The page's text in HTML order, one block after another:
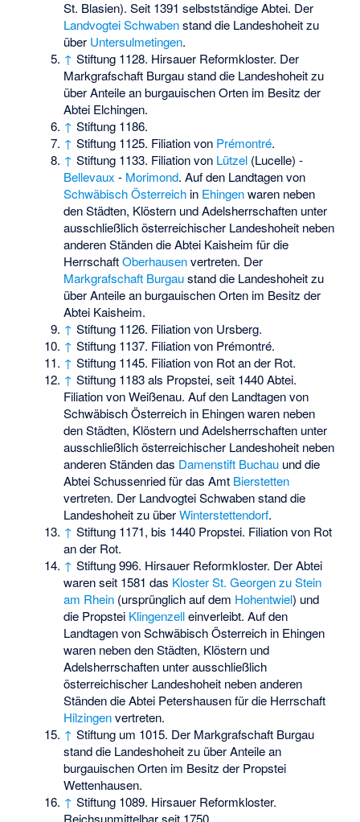
St. Blasien). Seit 1391 selbstständige Abtei. Der
Landvogtei Schwabenstand die Landeshoheit zu
über Untersulmetingen.
↑ Stiftung 1128. Hirsauer Reformkloster. Der
Markgrafschaft Burgau stand die Landeshoheit zu
über Anteile an burgauischen Orten im Besitz der
Abtei Elchingen.
↑ Stiftung 1186.
↑ Stiftung 1125. Filiation von Prémontré.
↑ Stiftung 1133. Filiation von Lützel (Lucelle) -
Bellevaux - Morimond. Auf den Landtagen von
Schwäbisch Österreich in Ehingenwaren neben
den Städten, Klöstern und Adelsherrschaften unter
ausschließlich österreichischer Landeshoheit neben
anderen Ständen die Abtei Kaisheim für die
HerrschaftOberhausenvertreten. Der
Markgrafschaft Burgaustand die Landeshoheit zu
über Anteile an burgauischen Orten im Besitz der
Abtei Kaisheim.
↑ Stiftung 1126. Filiation von Ursberg.
↑ Stiftung 1137. Filiation von Prémontré.
↑ Stiftung 1145. Filiation von Rot an der Rot.
↑ Stiftung 1183 als Propstei, seit 1440 Abtei.
Filiation von Weißenau. Auf den Landtagen von
Schwäbisch Österreich in Ehingen waren neben
den Städten, Klöstern und Adelsherrschaften unter
ausschließlich österreichischer Landeshoheit neben
anderen Ständen das Damenstift Buchau und die
Abtei Schussenried für das Amt Bierstetten
vertreten. Der Landvogtei Schwaben stand die
Landeshoheit zu überWinterstettendorf.
↑ Stiftung 1171, bis 1440 Propstei. Filiation von Rot
an der Rot.
↑ Stiftung 996. Hirsauer Reformkloster. Der Abtei
waren seit 1581 das Kloster St. Georgen zu Stein
am Rhein (ursprünglich auf dem Hohentwiel) und
die Propstei Klingenzelleinverleibt. Auf den
Landtagen von Schwäbisch Österreich in Ehingen
waren neben den Städten, Klöstern und
Adelsherrschaften unter ausschließlich
österreichischer Landeshoheit neben anderen
Ständen die Abtei Petershausen für die Herrschaft
Hilzingenvertreten.
↑ Stiftung um 1015. Der Markgrafschaft Burgau
stand die Landeshoheit zu über Anteile an
burgauischen Orten im Besitz der Propstei
Wettenhausen.
↑ Stiftung 1089. Hirsauer Reformkloster.
Reichsunmittelbar seit 1750.